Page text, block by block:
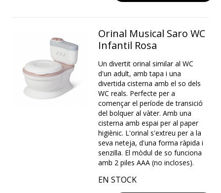
Orinal Musical Saro WC
Infantil Rosa
Un divertit orinal similar al WC
d'un adult, amb tapa i una
divertida cisterna amb el so dels
WC reals. Perfecte per a
començar el període de transició
del bolquer al vàter. Amb una
cisterna amb espai per al paper
higiènic. L'orinal s'extreu per a la
seva neteja, d'una forma ràpida i
senzilla. El mòdul de so funciona
amb 2 piles AAA (no incloses).
EN STOCK